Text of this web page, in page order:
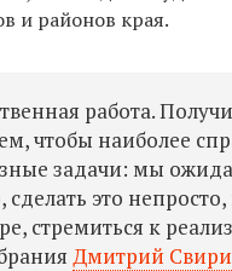
и районов края.
работа.
чтобы наиболее
задачи: мы
это
стремиться к
Дмитрий